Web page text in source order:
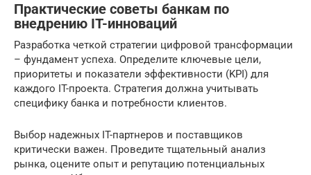
Практические советы банкам по
внедрению IT-инноваций
Разработка четкой стратегии цифровой трансформации
– фундамент успеха. Определите ключевые цели,
приоритеты и показатели эффективности (KPI) для
каждого IT-проекта. Стратегия должна учитывать
специфику банка и потребности клиентов.
Выбор надежных IT-партнеров и поставщиков
критически важен. Проведите тщательный анализ
рынка, оцените опыт и репутацию потенциальных